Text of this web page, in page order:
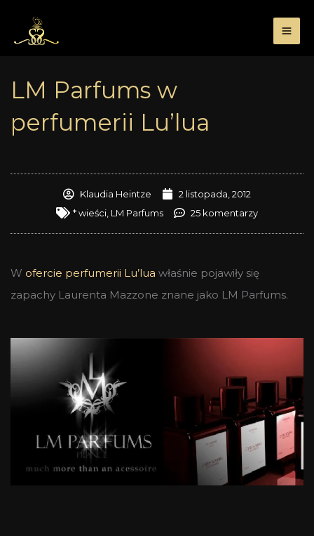
treści
LM Parfums w
perfumerii Lu’lua
Klaudia Heintze
2 listopada, 2012
* wieści LM Parfums 25 komentarzy
W ofercie perfumerii Lu’lua właśnie pojawiły się
zapachy Laurenta Mazzone znane jako LM Parfums.